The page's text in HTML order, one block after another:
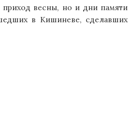
весны, но и дни памяти
в Кишиневе, сделавших